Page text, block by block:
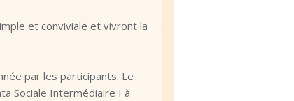
›
et conviviale et vivront la
par les participants. Le
Sociale Intermédiaire I à